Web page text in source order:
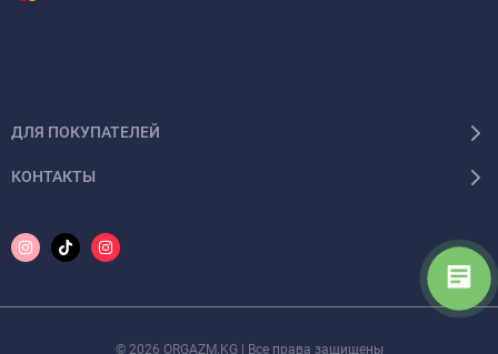
ДЛЯ ПОКУПАТЕЛЕЙ
КОНТАКТЫ
© 2026 ORGAZM.KG | Все права защищены